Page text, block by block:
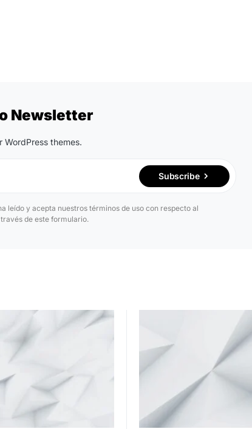
Newsletter
themes.
Subscribe
leído y acepta nuestros términos de uso con respecto al
de este formulario.